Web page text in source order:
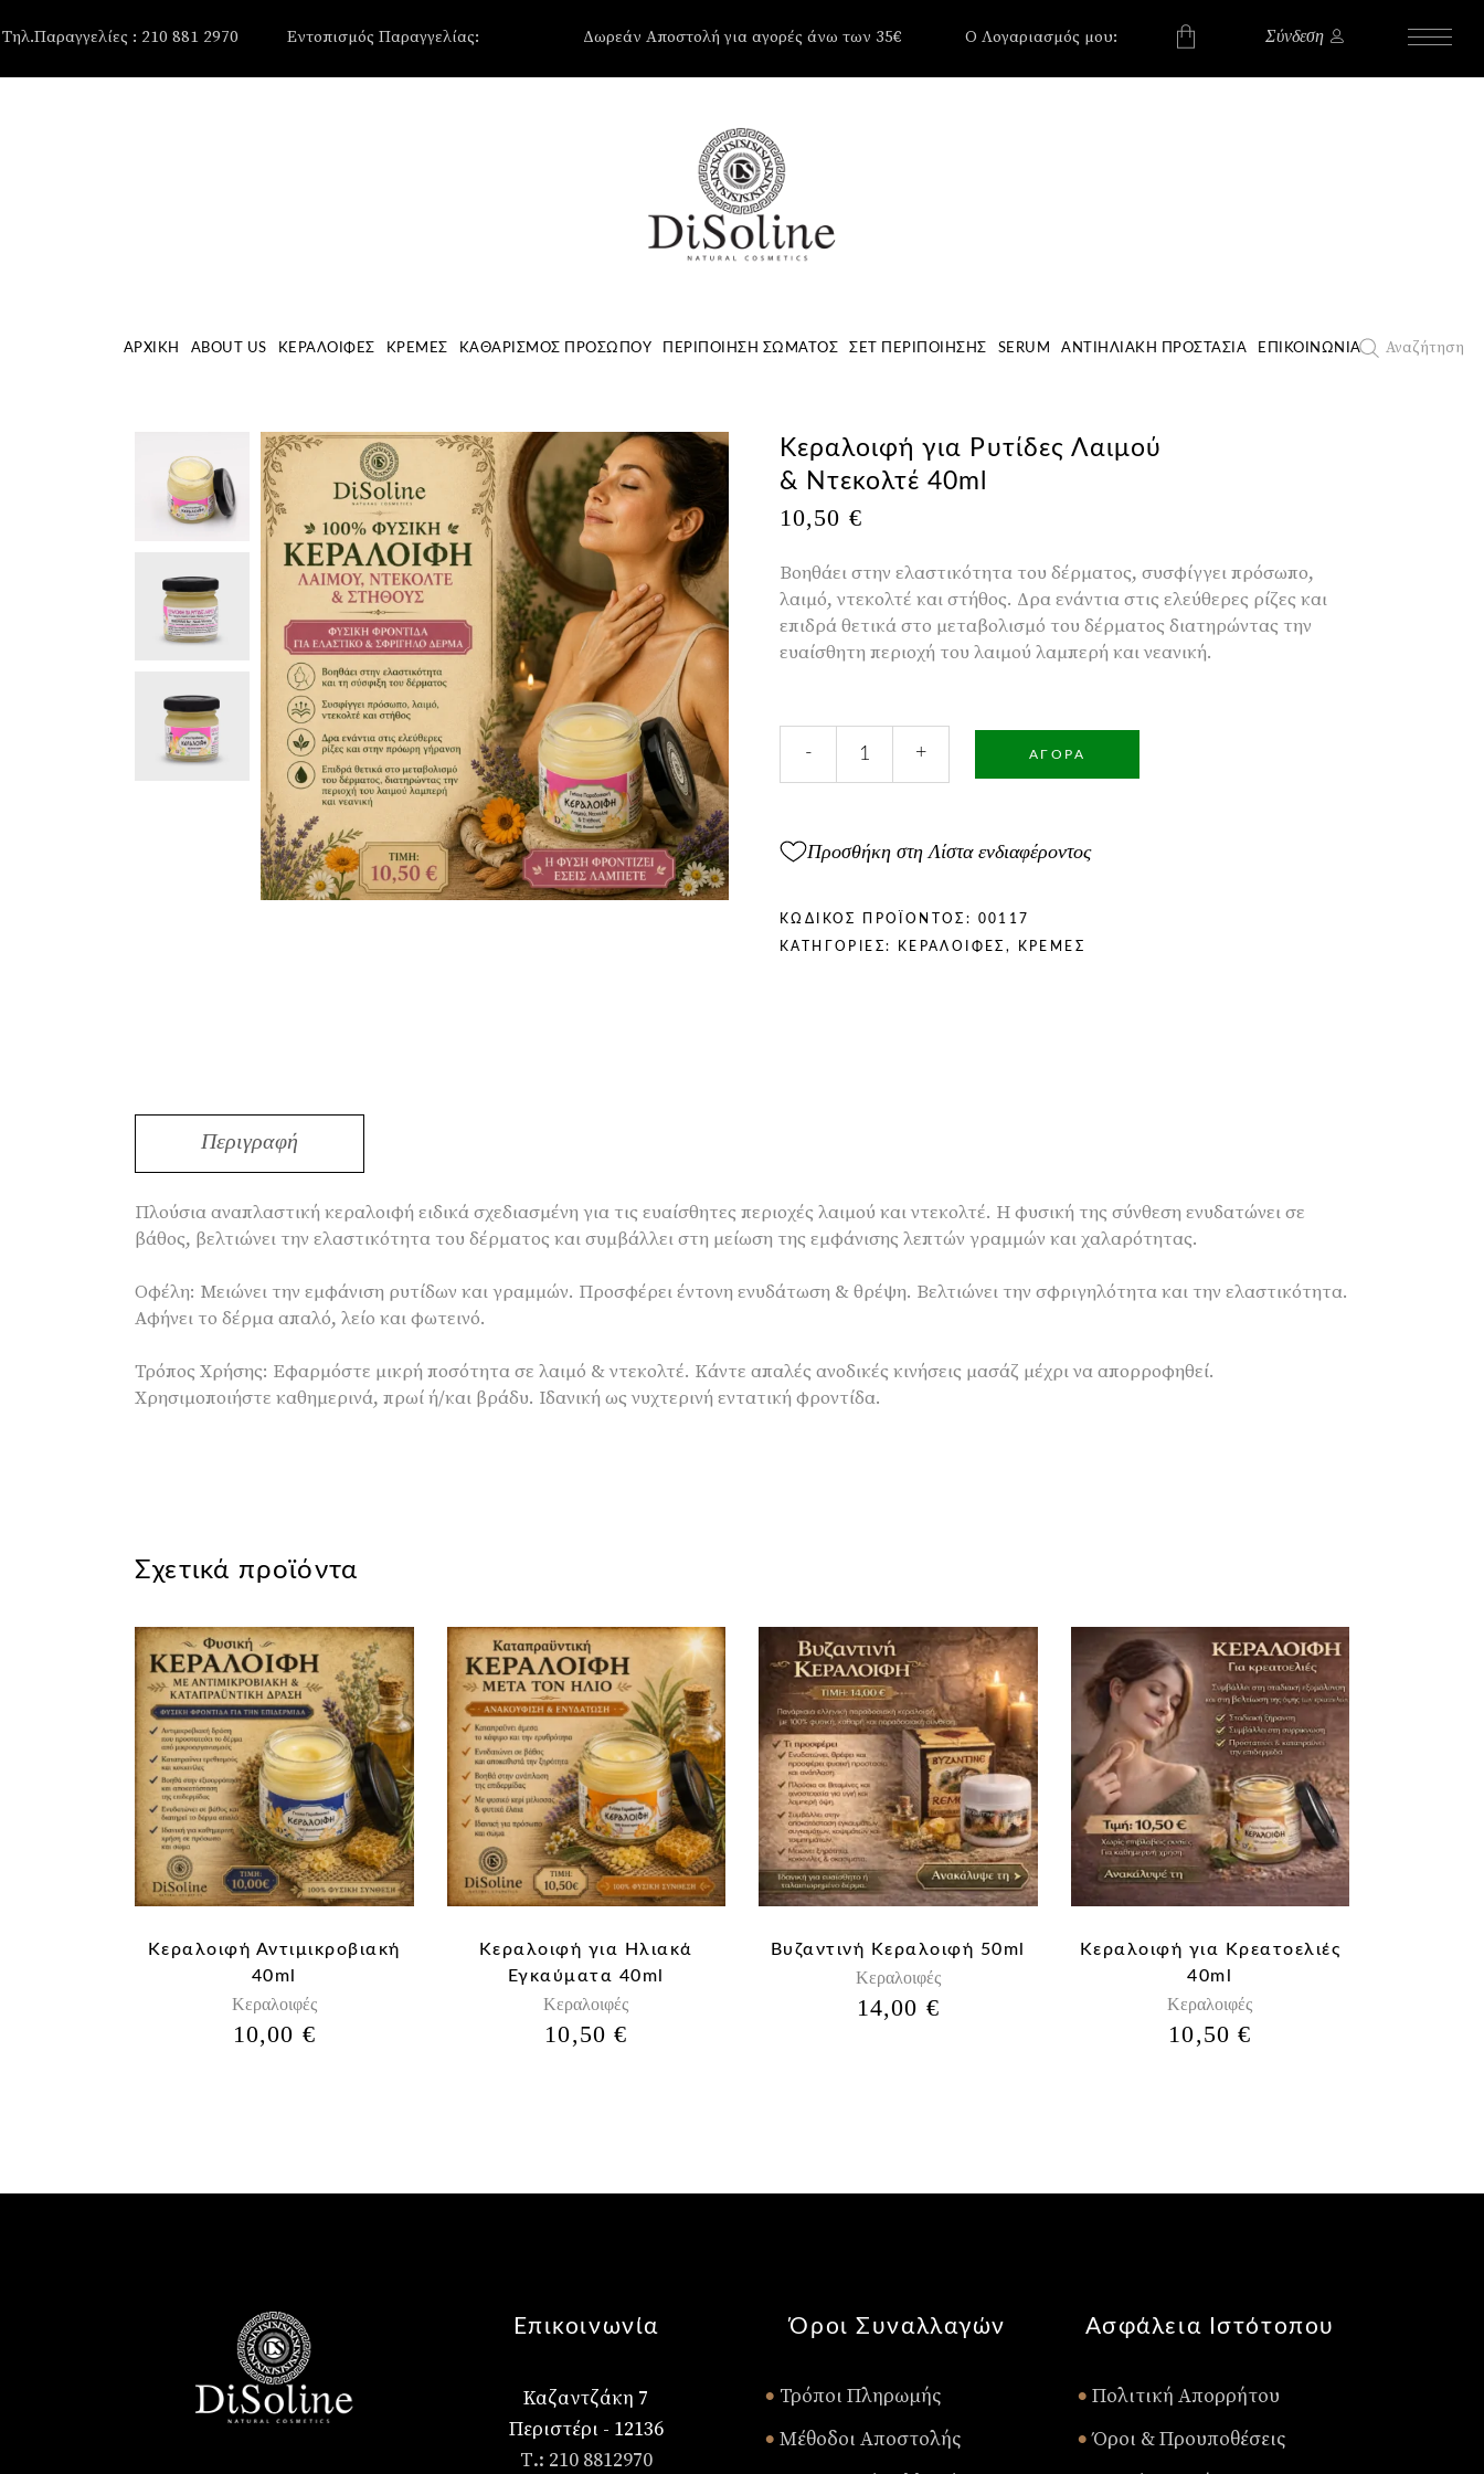
Τηλ.Παραγγελίες : 210 881 2970 Εντοπισμός Παραγγελίας: Δωρεάν Αποστολή για αγορές άνω των 35€ Ο Λογαριασμός μου: Σύνδεση
ΑΡΧΙΚΉ ABOUT US ΚΕΡΑΛΟΙΦΈΣ ΚΡΈΜΕΣ ΚΑΘΑΡΙΣΜΌΣ ΠΡΟΣΏΠΟΥ ΠΕΡΙΠΟΊΗΣΗ ΣΏΜΑΤΟΣ ΣΕΤ ΠΕΡΙΠΟΊΗΣΗΣ SERUM ΑΝΤΙΗΛΙΑΚΉ ΠΡΟΣΤΑΣΊΑ ΕΠΙΚΟΙΝΩΝΊΑ Αναζήτηση
Κεραλοιφή για Ρυτίδες Λαιμού
& Ντεκολτέ 40ml
10,50 €
Βοηθάει στην ελαστικότητα του δέρματος, συσφίγγει πρόσωπο,
λαιμό, ντεκολτέ και στήθος. Δρα ενάντια στις ελεύθερες ρίζες και
επιδρά θετικά στο μεταβολισμό του δέρματος διατηρώντας την
ευαίσθητη περιοχή του λαιμού λαμπερή και νεανική.
Ρυτίδες
&
Ντεκολτέ
ποσότητα
- + ΑΓΟΡΆ
Προσθήκη στη Λίστα ενδιαφέροντος
ΚΩΔΙΚΌΣ ΠΡΟΪΌΝΤΟΣ: 00117
ΚΑΤΗΓΟΡΊΕΣ: ΚΕΡΑΛΟΙΦΈΣ , ΚΡΈΜΕΣ
Περιγραφή
Πλούσια αναπλαστική κεραλοιφή ειδικά σχεδιασμένη για τις ευαίσθητες περιοχές λαιμού και ντεκολτέ. Η φυσική της σύνθεση ενυδατώνει σε
βάθος, βελτιώνει την ελαστικότητα του δέρματος και συμβάλλει στη μείωση της εμφάνισης λεπτών γραμμών και χαλαρότητας.
Οφέλη: Μειώνει την εμφάνιση ρυτίδων και γραμμών. Προσφέρει έντονη ενυδάτωση & θρέψη. Βελτιώνει την σφριγηλότητα και την ελαστικότητα.
Αφήνει το δέρμα απαλό, λείο και φωτεινό.
Τρόπος Χρήσης: Εφαρμόστε μικρή ποσότητα σε λαιμό & ντεκολτέ. Κάντε απαλές ανοδικές κινήσεις μασάζ μέχρι να απορροφηθεί.
Χρησιμοποιήστε καθημερινά, πρωί ή/και βράδυ. Ιδανική ως νυχτερινή εντατική φροντίδα.
Σχετικά προϊόντα
Κεραλοιφή Αντιμικροβιακή
40ml
Κεραλοιφές
10,00 €
Κεραλοιφή για Ηλιακά
Εγκαύματα 40ml
Κεραλοιφές
10,50 €
Βυζαντινή Κεραλοιφή 50ml
Κεραλοιφές
14,00 €
Κεραλοιφή για Κρεατοελιές
40ml
Κεραλοιφές
10,50 €
Επικοινωνία
Καζαντζάκη 7
Περιστέρι - 12136
Τ.: 210 8812970
Όροι Συναλλαγών
• Τρόποι Πληρωμής
• Μέθοδοι Αποστολής
Ασφάλεια Ιστότοπου
• Πολιτική Απορρήτου
• Όροι & Προυποθέσεις